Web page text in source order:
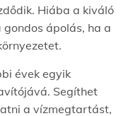
Hiába a kiváló
ápolás, ha a
évek egyik
Segíthet
a vízmegtartást,